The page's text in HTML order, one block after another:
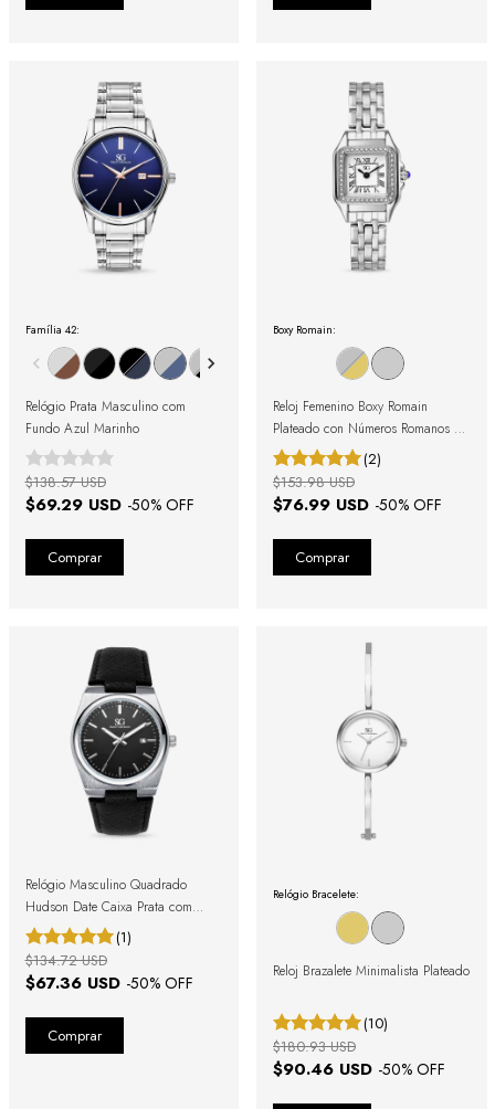
Família 42:
Relógio Prata Masculino com
Fundo Azul Marinho
$69.29 USD -50% OFF
$138.57 USD
Boxy Romain:
Reloj Femenino Boxy Romain
Plateado con Números Romanos y
Cristales Engastados
(2)
$76.99 USD -50% OFF
$153.98 USD
Relógio Masculino Quadrado
Hudson Date Caixa Prata com
Pulseira Preta
(1)
$67.36 USD -50% OFF
$134.72 USD
Relógio Bracelete:
Reloj Brazalete Minimalista Plateado
(10)
$90.46 USD -50% OFF
$180.93 USD